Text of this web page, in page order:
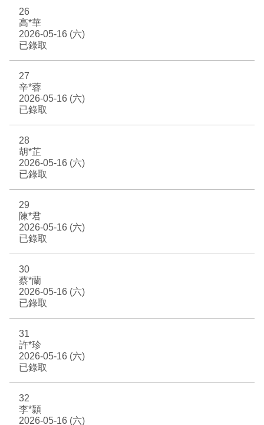
26
高*華
2026-05-16 (六)
已錄取
27
辛*蓉
2026-05-16 (六)
已錄取
28
胡*芷
2026-05-16 (六)
已錄取
29
陳*君
2026-05-16 (六)
已錄取
30
蔡*蘭
2026-05-16 (六)
已錄取
31
許*珍
2026-05-16 (六)
已錄取
32
李*頴
2026-05-16 (六)